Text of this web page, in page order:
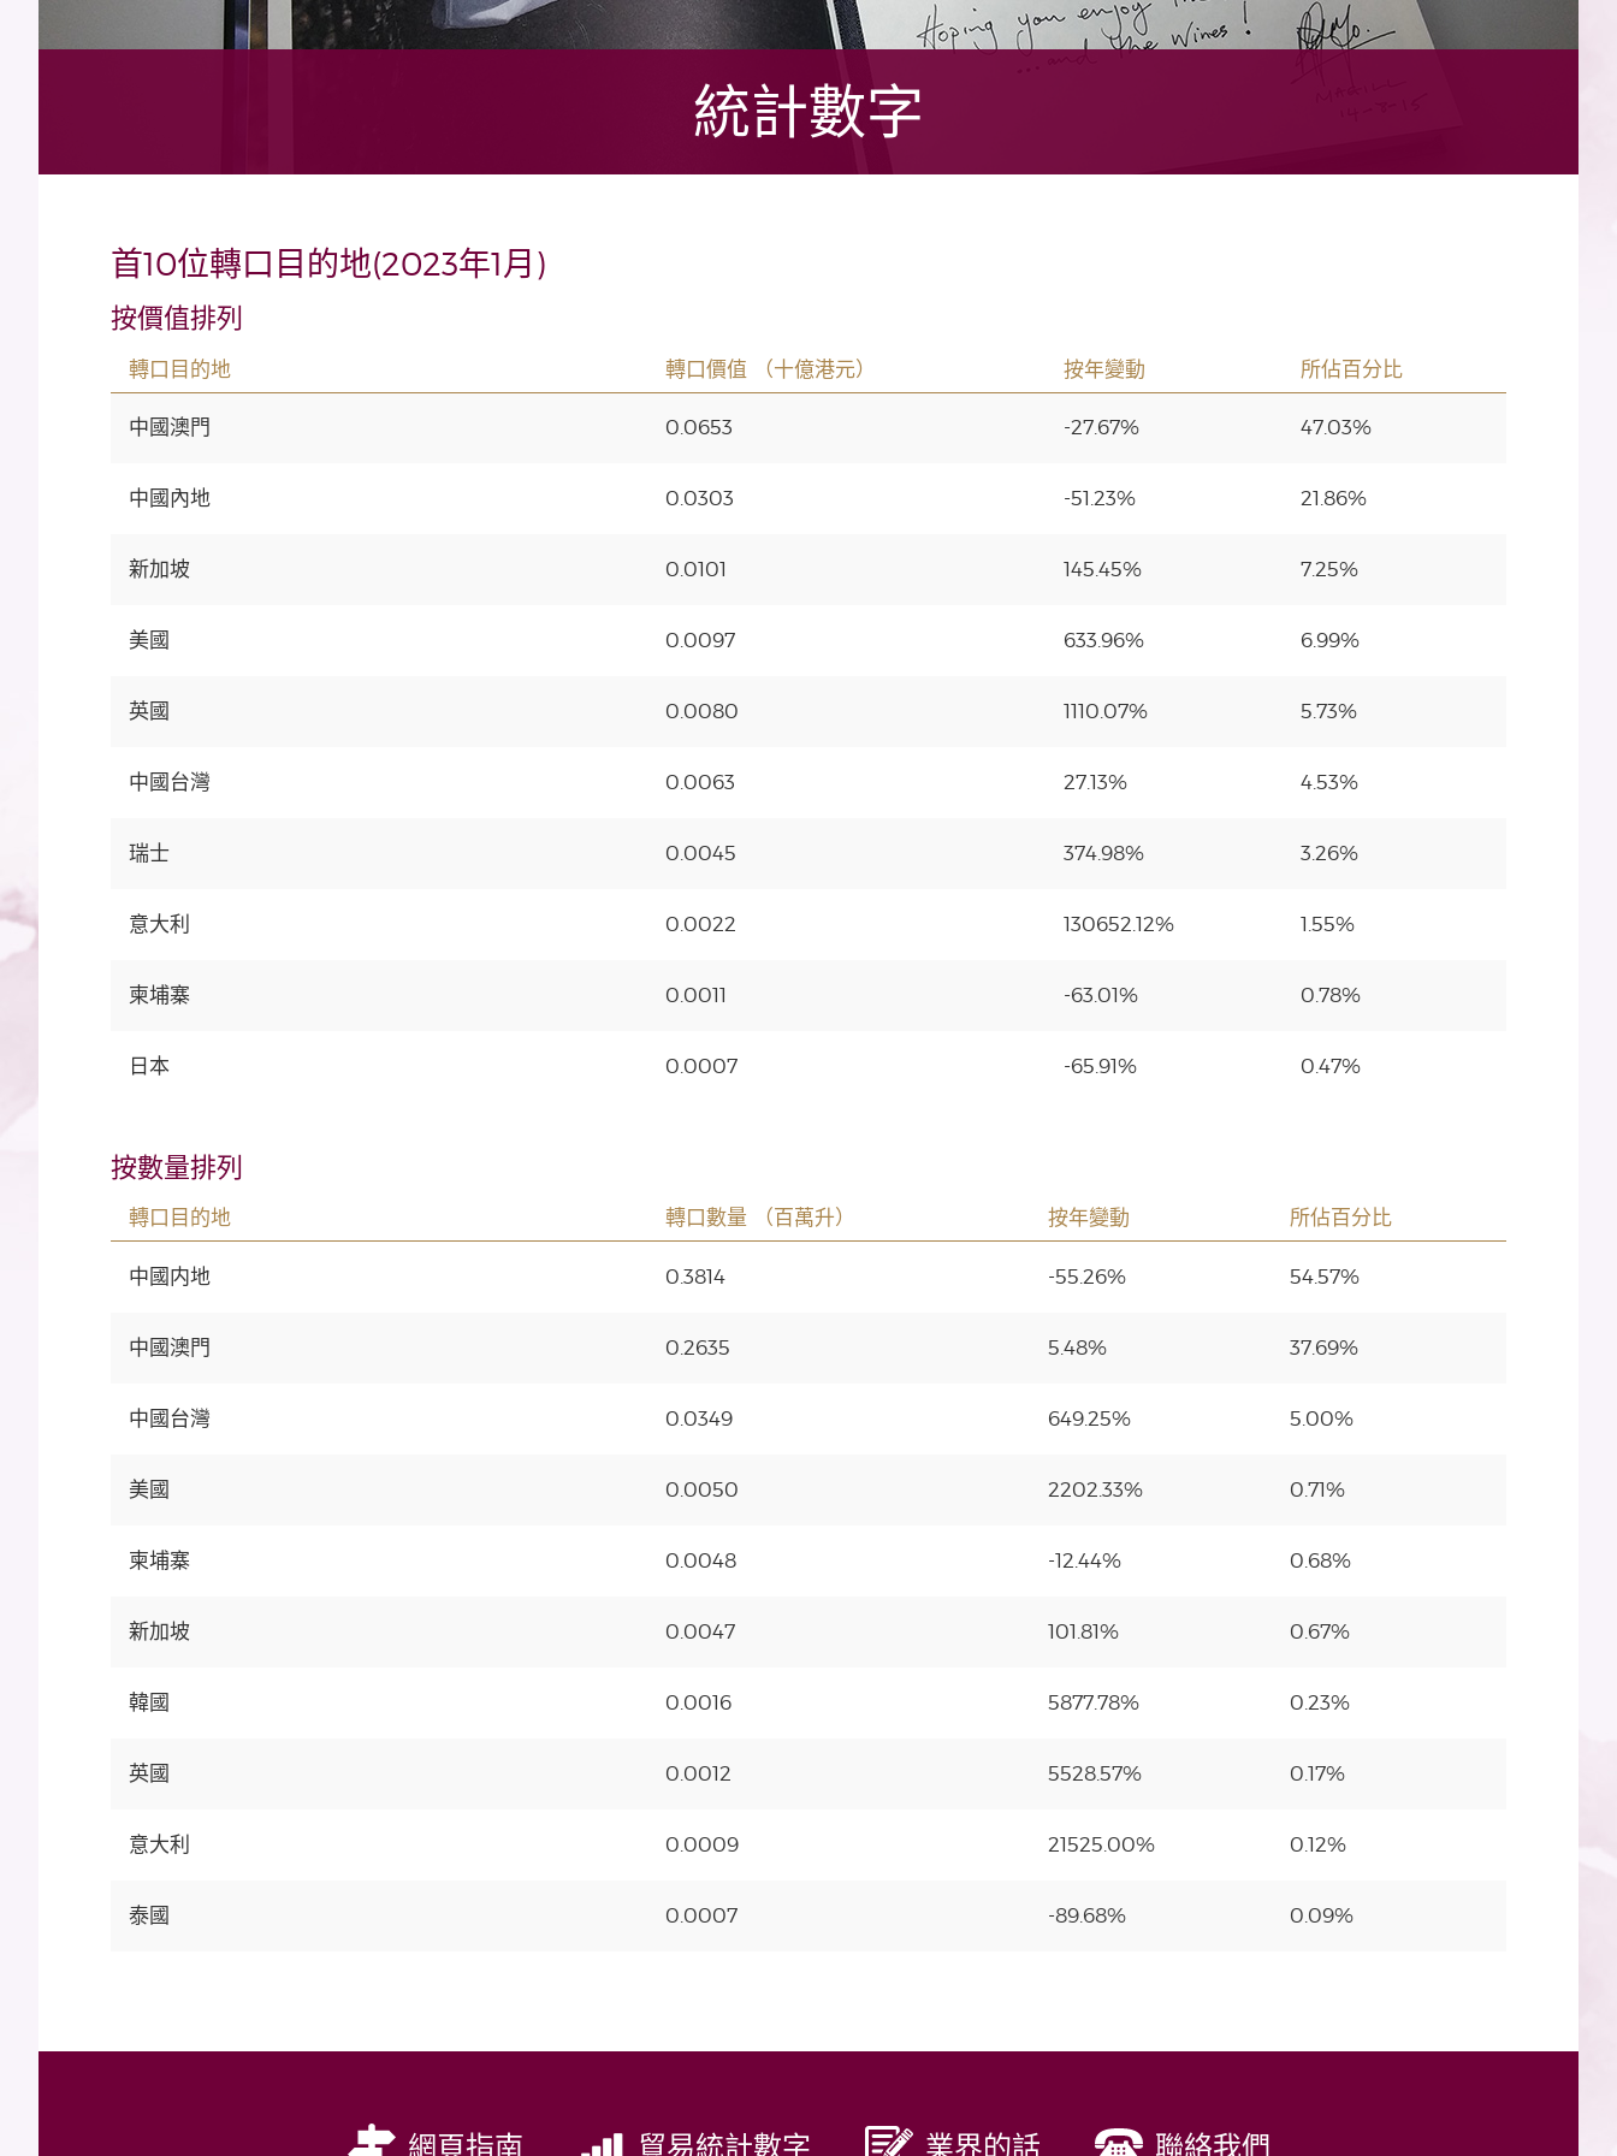
統計數字
首10位轉口目的地(2023年1月)
按價值排列
轉口目的地 轉口價值 （十億港元） 按年變動 所佔百分比
中國澳門 0.0653 -27.67% 47.03%
中國內地 0.0303 -51.23% 21.86%
新加坡 0.0101 145.45% 7.25%
美國 0.0097 633.96% 6.99%
英國 0.0080 1110.07% 5.73%
中國台灣 0.0063 27.13% 4.53%
瑞士 0.0045 374.98% 3.26%
意大利 0.0022 130652.12% 1.55%
柬埔寨 0.0011 -63.01% 0.78%
日本 0.0007 -65.91% 0.47%
按數量排列
轉口目的地 轉口數量 （百萬升） 按年變動 所佔百分比
中國内地 0.3814 -55.26% 54.57%
中國澳門 0.2635 5.48% 37.69%
中國台灣 0.0349 649.25% 5.00%
美國 0.0050 2202.33% 0.71%
柬埔寨 0.0048 -12.44% 0.68%
新加坡 0.0047 101.81% 0.67%
韓國 0.0016 5877.78% 0.23%
英國 0.0012 5528.57% 0.17%
意大利 0.0009 21525.00% 0.12%
泰國 0.0007 -89.68% 0.09%
網頁指南 貿易統計數字 業界的話 聯絡我們